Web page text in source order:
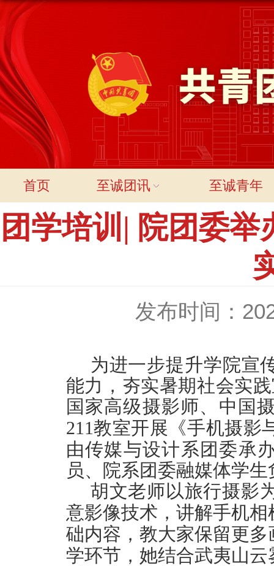
首页 至诚团讯 至诚青年
团学培训| 院团委
发布时间：
为进一步提升学院宣
能力，夯实暑期社会实
国家高级摄影师、中国
211教室开展《手机摄影
由传媒与设计系团委承
员、 院系团委融媒体学生
胡文老师以旅行摄影
意影像技术，讲解手机
础内容，教大家保留更
学环节，她结合武夷山